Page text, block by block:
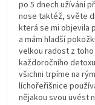
po 5 dnech užívání
nose taktéž, světe
která se mi objevila
a mám hladší
velkou radost z
každoročního
všichni trpíme na
líchořeřišnice
nějakou svou uvést